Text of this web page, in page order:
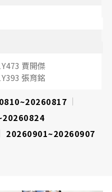
賈開傑
張育銘
20260901~20260907